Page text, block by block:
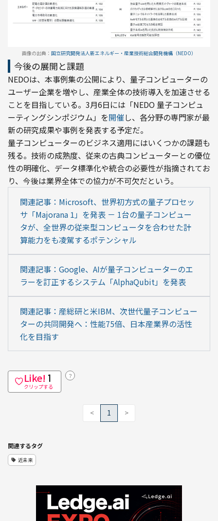
画像の出典： 国立研究開発法人新エネルギー・産業技術総合開発機構（NEDO）
今後の展開と課題
NEDOは、本事例集の公開により、量子コンピューターの
ユーザー企業を増やし、産業全体の技術導入を加速させる
ことを目指している。3月6日には「NEDO 量子コンピュ
ーティングシンポジウム」を開催し、各分野の専門家が最
新の研究成果や事例を発表する予定だ。
量子コンピューターのビジネス適用にはいくつかの課題も
残る。技術の成熟度、従来の古典コンピューターとの優位
性の明確化、データ標準化や統合の必要性が指摘されてお
り、今後は業界全体での協力が不可欠だという。
関連記事：Microsoft、世界初方式の量子プロセッ
サ「Majorana 1」を発表 － 1台の量子コンピュー
タが、全世界の従来型コンピュータを合わせた計
算能力をも凌駕するポテンシャル
関連記事：Google、AIが量子コンピューターのエ
ラーを訂正するシステム「AlphaQubit」を発表
関連記事：産総研と米IBM、次世代量子コンピュー
ターの共同開発へ：性能75倍、日本産業界の活性
化を目指す
Like! 1
クリップする
？
< 1 >
関連するタグ
近未来